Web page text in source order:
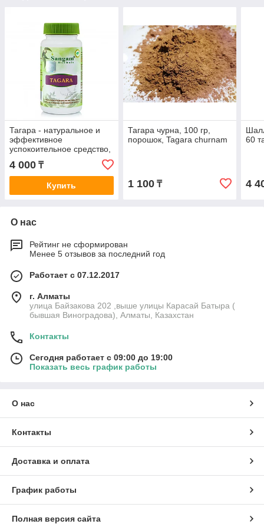
Тагара - натуральное и
эффективное
успокоительное средство,
60 таб.Tagara, Sangam
4 000 ₸
Купить
Тагара чурна, 100 гр,
порошок, Tagara churnam
1 100₸
60
4
О нас
Рейтинг не сформирован
Менее 5 отзывов за последний год
Работает с 07.12.2017
г. Алматы
улица Байзакова 202 ,выше улицы Карасай Батыра (
бывшая Виноградова), Алматы, Казахстан
Контакты
Сегодня работает с 09:00 до 19:00
Показать весь график работы
О нас
Контакты
Доставка и оплата
График работы
Полная версия сайта